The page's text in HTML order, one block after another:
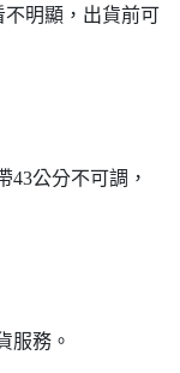
明顯，出貨前可
43公分不可調，
服務。